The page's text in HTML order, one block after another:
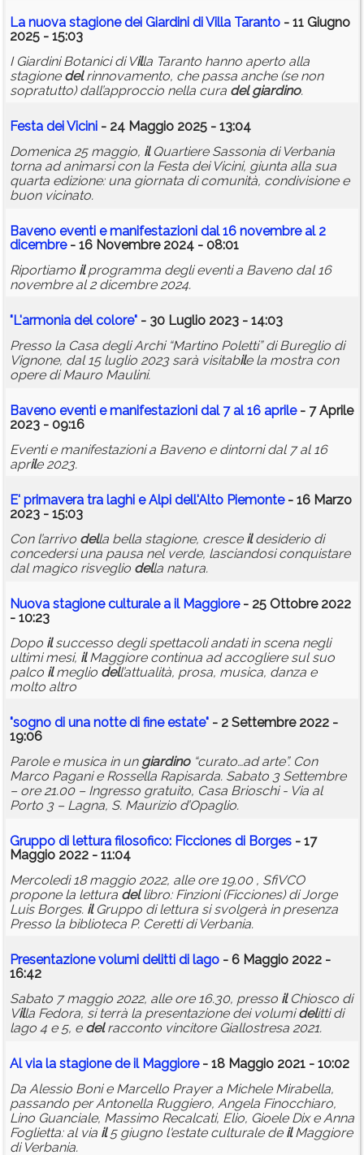
La nuova stagione dei Giardini di Villa Taranto - 11 Giugno
2025 - 15:03
I Giardini Botanici di Villa Taranto hanno aperto alla
stagione delrinnovamento, che passa anche (se non
sopratutto) dall’approccio nella cura del giardino.
Festa dei Vicini - 24 Maggio 2025 - 13:04
Domenica 25 maggio, ilQuartiere Sassonia di Verbania
torna ad animarsi con la Festa dei Vicini, giunta alla sua
quarta edizione: una giornata di comunità, condivisione e
buon vicinato.
Baveno eventi e manifestazioni dal 16 novembre al 2
dicembre- 16 Novembre 2024 - 08:01
Riportiamo ilprogramma degli eventi a Baveno dal 16
novembre al 2 dicembre 2024.
"L'armonia delcolore" - 30 Luglio 2023 - 14:03
Presso la Casa degli Archi “Martino Poletti” di Bureglio di
Vignone, dal 15 luglio 2023 sarà visitabile la mostra con
opere di Mauro Maulini.
Baveno eventi e manifestazioni dal 7 al 16 aprile- 7 Aprile
2023 - 09:16
Eventi e manifestazioni a Baveno e dintorni dal 7 al 16
aprile 2023.
E' primavera tra laghi e Alpi dell'Alto Piemonte- 16 Marzo
2023 - 15:03
Con l’arrivo della bella stagione, cresce ildesiderio di
concedersi una pausa nel verde, lasciandosi conquistare
dal magico risveglio della natura.
Nuova stagione culturale a ilMaggiore- 25 Ottobre 2022
- 10:23
Dopo ilsuccesso degli spettacoli andati in scena negli
ultimi mesi, ilMaggiore continua ad accogliere sul suo
palco ilmeglio dell’attualità, prosa, musica, danza e
molto altro
"sogno di una notte di fine estate" - 2 Settembre 2022 -
19:06
Parole e musica in un giardino“curato…ad arte”. Con
Marco Pagani e Rossella Rapisarda. Sabato 3 Settembre
– ore 21.00 – Ingresso gratuito, Casa Brioschi - Via al
Porto 3 – Lagna, S. Maurizio d’Opaglio.
Gruppo di lettura filosofico: Ficciones di Borges - 17
Maggio 2022 - 11:04
Mercoledì 18 maggio 2022, alle ore 19.00 , SfiVCO
propone la lettura dellibro: Finzioni (Ficciones) di Jorge
Luis Borges. ilGruppo di lettura si svolgerà in presenza
Presso la biblioteca P. Ceretti di Verbania.
Presentazione volumi delitti di lago - 6 Maggio 2022 -
16:42
Sabato 7 maggio 2022, alle ore 16.30, presso ilChiosco di
Villa Fedora, si terrà la presentazione dei volumidelitti di
lago 4 e 5, e delracconto vincitore Giallostresa 2021.
Al via la stagione de ilMaggiore- 18 Maggio 2021 - 10:02
Da Alessio Boni e Marcello Prayer a Michele Mirabella,
passando per Antonella Ruggiero, Angela Finocchiaro,
Lino Guanciale, Massimo Recalcati, Elio, Gioele Dix e Anna
Foglietta: al via il5 giugno l'estate culturale de ilMaggiore
di Verbania.